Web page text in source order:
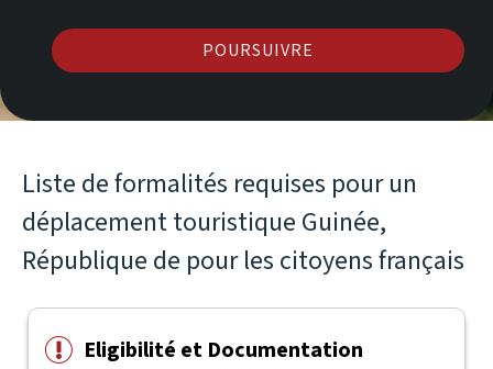
POURSUIVRE
Liste de formalités requises pour un
déplacement touristique Guinée,
République de pour les citoyens français
Eligibilité et Documentation